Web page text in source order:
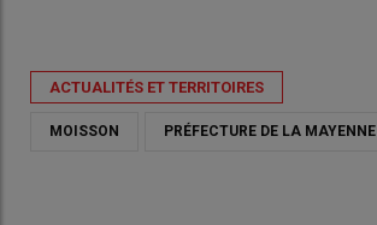
ACTUALITÉS ET TERRITOIRES
MOISSON PRÉFECTURE DE LA MAYENNE